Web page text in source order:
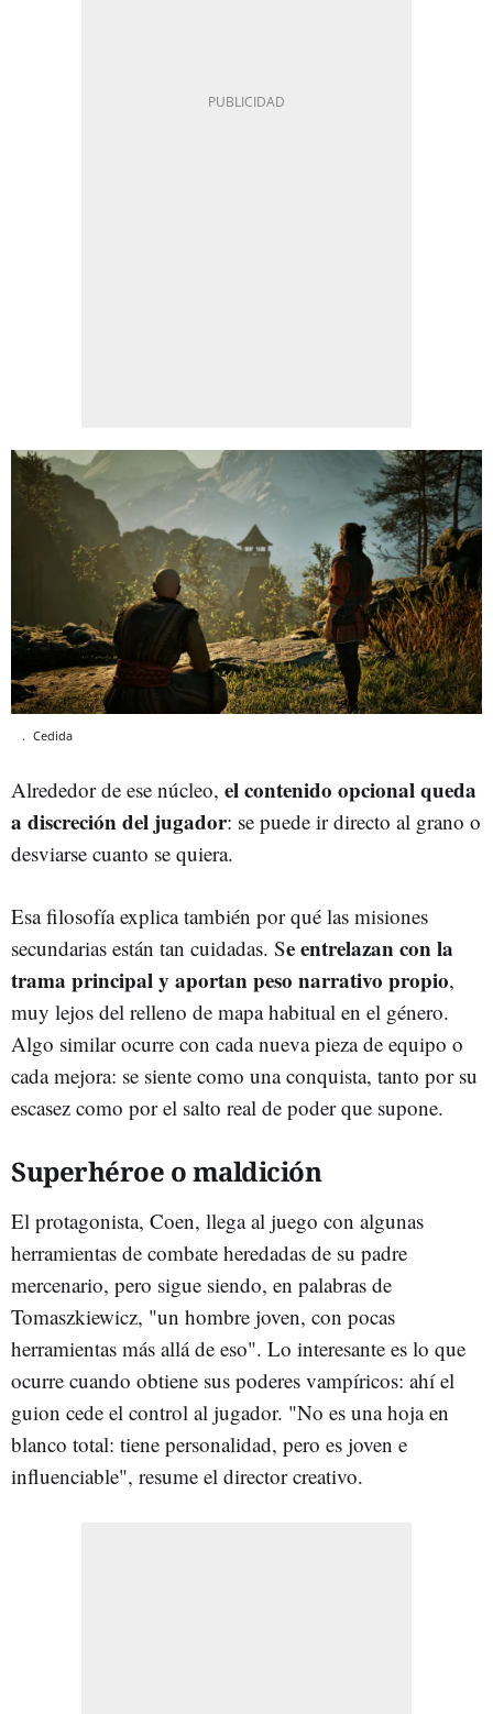
. Cedida
Alrededor de ese núcleo, el contenido opcional queda
a discreción del jugador: se puede ir directo al grano o
desviarse cuanto se quiera.
Esa filosofía explica también por qué las misiones
secundarias están tan cuidadas. Se entrelazan con la
trama principal y aportan peso narrativo propio,
muy lejos del relleno de mapa habitual en el género.
Algo similar ocurre con cada nueva pieza de equipo o
cada mejora: se siente como una conquista, tanto por su
escasez como por el salto real de poder que supone.
Superhéroe o maldición
El protagonista, Coen, llega al juego con algunas
herramientas de combate heredadas de su padre
mercenario, pero sigue siendo, en palabras de
Tomaszkiewicz, "un hombre joven, con pocas
herramientas más allá de eso". Lo interesante es lo que
ocurre cuando obtiene sus poderes vampíricos: ahí el
guion cede el control al jugador. "No es una hoja en
blanco total: tiene personalidad, pero es joven e
influenciable", resume el director creativo.